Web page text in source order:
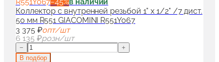
Коллектор с внутренней резьбой 1" x 1/2" /7 дист.
50 мм R551 GIACOMINI R551Y067
3 375 ₽опт/шт
6 135 ₽розн/шт
−
+
В подбор